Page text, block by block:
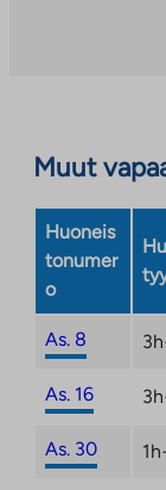
Muut
Huoneis
tonumer
o
As. 8
As. 16
As. 30